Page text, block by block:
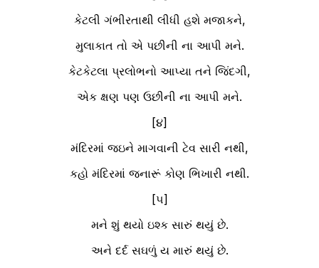
કેટલી ગંભીરતાથી લીધી હશે મજાકને,
મુલાકાત તો એ પછીની ના આપી મને.
કેટકેટલા પ્રલોભનો આપ્યા તને જિંદગી,
એક ક્ષણ પણ ઉછીની ના આપી મને.
[૪]
મંદિરમાં જઇને માગવાની ટેવ સારી નથી,
કહો મંદિરમાં જનારૂં કોણ ભિખારી નથી.
[૫]
મને શું થયો ઇશ્ક સારું થયું છે.
અને દર્દ સઘળું ય મારું થયું છે.